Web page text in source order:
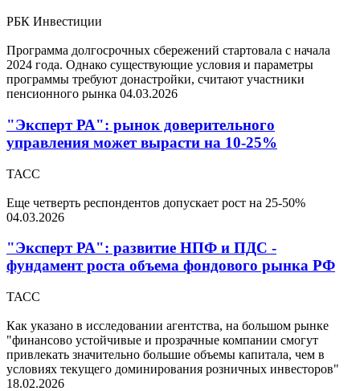
РБК Инвестиции
Программа долгосрочных сбережений стартовала с начала
2024 года. Однако существующие условия и параметры
программы требуют донастройки, считают участники
пенсионного рынка 04.03.2026
"Эксперт РА": рынок доверительного
управления может вырасти на 10-25%
ТАСС
Еще четверть респондентов допускает рост на 25-50%
04.03.2026
"Эксперт РА": развитие НПФ и ПДС -
фундамент роста объема фондового рынка РФ
ТАСС
Как указано в исследовании агентства, на большом рынке
"финансово устойчивые и прозрачные компании смогут
привлекать значительно большие объемы капитала, чем в
условиях текущего доминирования розничных инвесторов"
18.02.2026